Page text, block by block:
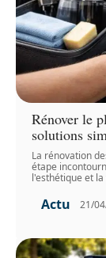
Rénover le
solutions
La rénovation
étape
l'esthétique et
Actu 21/